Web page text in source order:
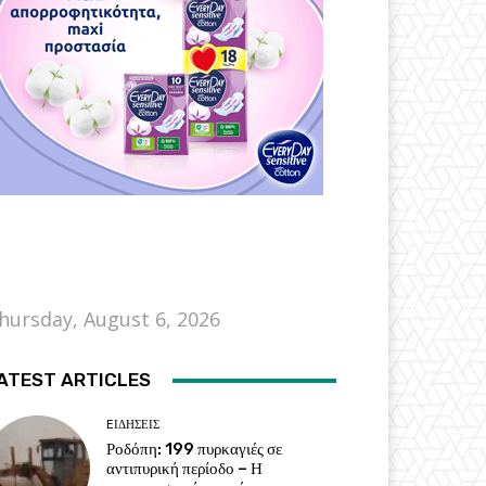
August 6, 2026
ARTICLES
EΙΔΗΣΕΙΣ
Ροδόπη: 199 πυρκαγιές σε
αντιπυρική περίοδο – Η